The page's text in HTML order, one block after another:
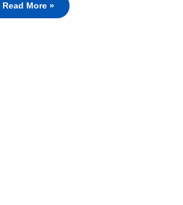
Read More »